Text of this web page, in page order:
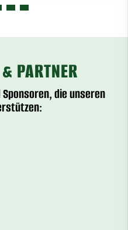
PARTNER
die unseren